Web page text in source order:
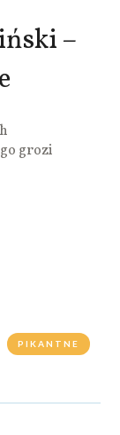
–
grozi
PIKANTNE